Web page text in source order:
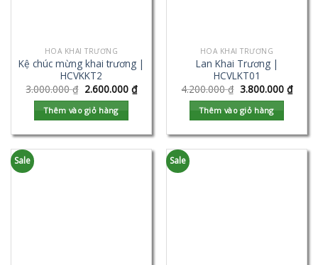
HOA KHAI TRƯƠNG
Kệ chúc mừng khai trương |
HCVKKT2
3.000.000₫ 2.600.000 ₫
Thêm vào giỏ hàng
HOA KHAI TRƯƠNG
Lan Khai Trương |
HCVLKT01
4.200.000₫ 3.800.000 ₫
Thêm vào giỏ hàng
Sale Sale